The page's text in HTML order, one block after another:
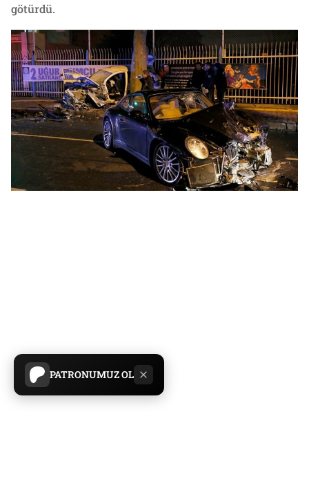
PATRONUMUZ OL
götürdü.
Gündem Haberler